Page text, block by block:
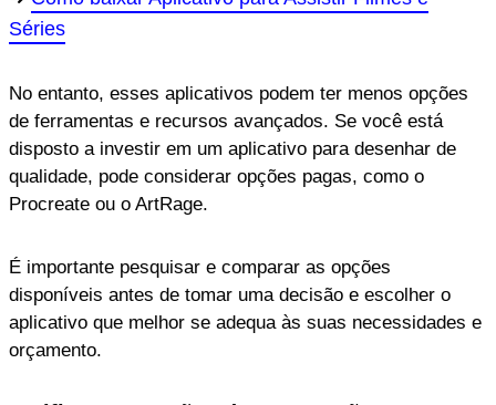
Séries
No entanto, esses aplicativos podem ter menos opções
de ferramentas e recursos avançados. Se você está
disposto a investir em um aplicativo para desenhar de
qualidade, pode considerar opções pagas, como o
Procreate ou o ArtRage.
É importante pesquisar e comparar as opções
disponíveis antes de tomar uma decisão e escolher o
aplicativo que melhor se adequa às suas necessidades e
orçamento.